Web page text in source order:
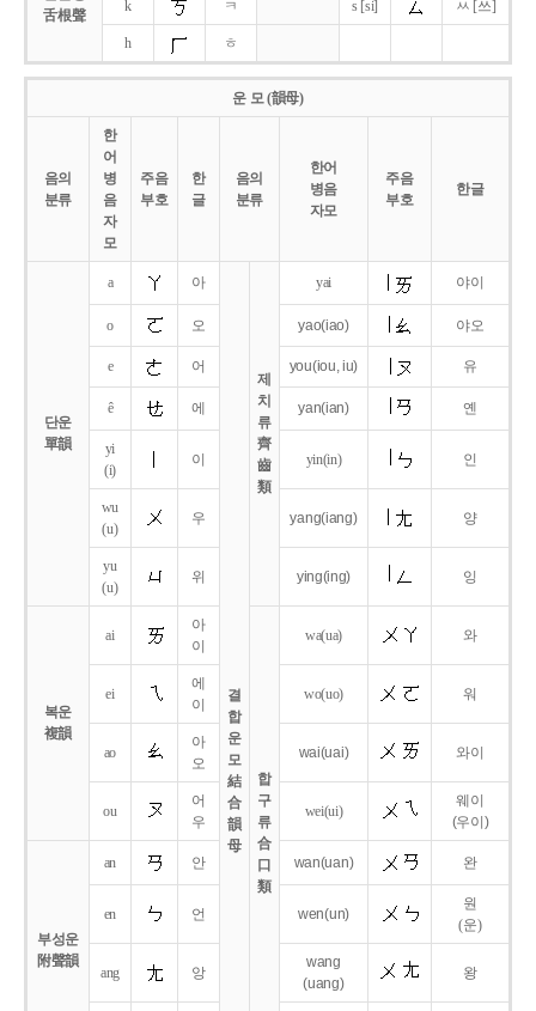
舌根聲
k ㅋ s [si] ㅆ [쓰]
h ㅎ
운 모 (韻母)
음의
분류
한
어
병
음
자
모
주음
부호
한
글
음의
분류
한어
병음
자모
주음
부호
한글
단운
單韻
a 아
결
합
운
모
結
合
韻
母
제
치
류
齊
齒
類
yai 야이
o 오 yao(iao) 야오
e 어 you(iou,iu) 유
ê 에 yan(ian) 옌
yi
(i)
이 yin(in) 인
wu
(u)
우 yang(iang) 양
yu
(u)
위 ying(ing) 잉
복운
複韻
ai
아
이
합
구
류
合
口
類
wa(ua) 와
ei
에
이
wo(uo) 워
ao
아
오
wai(uai) 와이
ou
어
우
wei(ui)
웨이
(우이)
부성운
附聲韻
an 안 wan(uan) 완
en 언 wen(un)
원
(운)
ang 앙
wang
(uang)
왕